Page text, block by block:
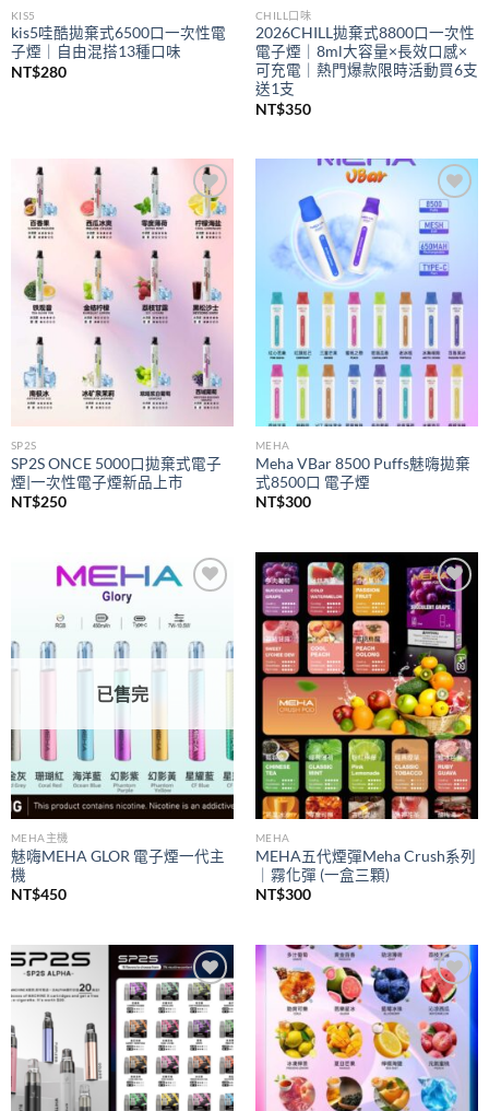
KIS5
kis5哇酷拋棄式6500口一次性電
子煙｜自由混搭13種口味
NT$280
CHILL口味
2026CHILL拋棄式8800口一次性
電子煙｜8ml大容量×長效口感×
可充電｜熱門爆款限時活動買6支
送1支
NT$350
Add to
wishlist
SP2S
SP2S ONCE 5000口拋棄式電子
煙|一次性電子煙新品上市
NT$250
Add to
wishlist
MEHA
Meha VBar 8500 Puffs魅嗨拋棄
式8500口 電子煙
NT$300
wishlist
已售完
MEHA主機
魅嗨MEHA GLOR 電子煙一代主
機
NT$450
Add to
wishlist
MEHA
MEHA五代煙彈Meha Crush系列
｜霧化彈 (一盒三顆)
NT$300
Add to
wishlist
Add to
wishlist